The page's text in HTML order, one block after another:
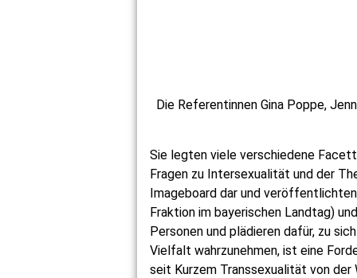
Die Referentinnen Gina Poppe,
Sie legten viele verschiedene
Fragen zu Intersexualität und der
Imageboard dar und
Fraktion im bayerischen Landtag)
Personen und plädieren dafür, zu
Vielfalt wahrzunehmen, ist eine
seit Kurzem Transsexualität von